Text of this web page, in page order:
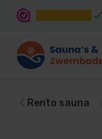
Rento sauna